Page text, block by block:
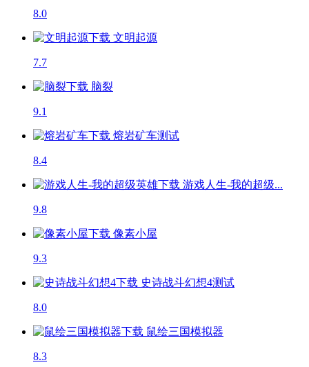
8.0
文明起源
7.7
脑裂
9.1
熔岩矿车测试
8.4
游戏人生-我的超级...
9.8
像素小屋
9.3
史诗战斗幻想4测试
8.0
鼠绘三国模拟器
8.3